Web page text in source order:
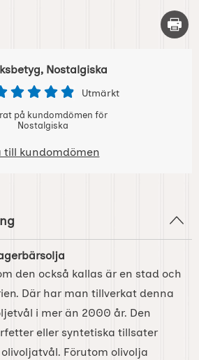
Skriv
Nostalgiska
Utmärkt
på kundomdömen för
Nostalgiska
till kundomdömen
den också kallas är en stad och
Där har man tillverkat denna
i mer än 2000 år. Den
eller syntetiska tillsater
Förutom olivolja